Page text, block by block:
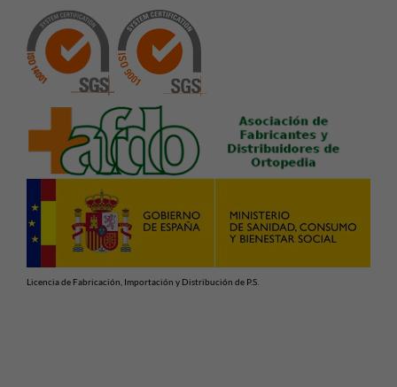
Licencia de Fabricación, Importación y Distribución de P.S.